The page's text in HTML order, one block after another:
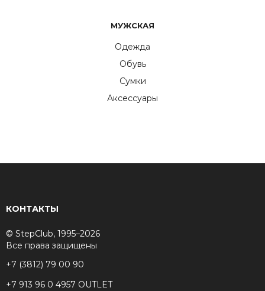
МУЖСКАЯ
Одежда
Обувь
Сумки
Аксессуары
КОНТАКТЫ
© StepClub, 1995–2026
Все права защищены
+7 (3812) 79 00 90
+7 913 96 0 4957 OUTLET